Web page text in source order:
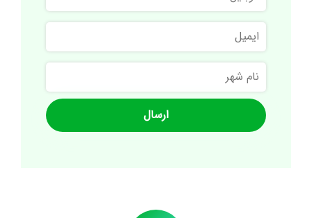
ایمیل
نام
شهر